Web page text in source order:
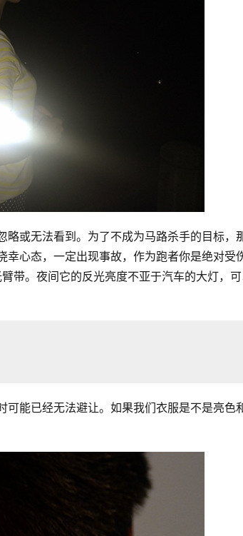
或无法看到。为了不成为马路杀手的目标，
心态，一定出现事故，作为跑者你是绝对受
带。夜间它的反光亮度不亚于汽车的大灯，
能已经无法避让。如果我们衣服是不是亮色